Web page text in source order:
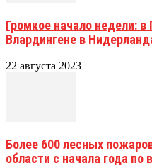
Громкое начало недели:
Влардингене в
22 августа 2023
Более 600 лесных
области с начала года по